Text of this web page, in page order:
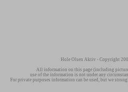
Hole Olsen Aktiv - Copyright
All information on this page (including
use of the information is not under any
For private purposes information can be used, but we